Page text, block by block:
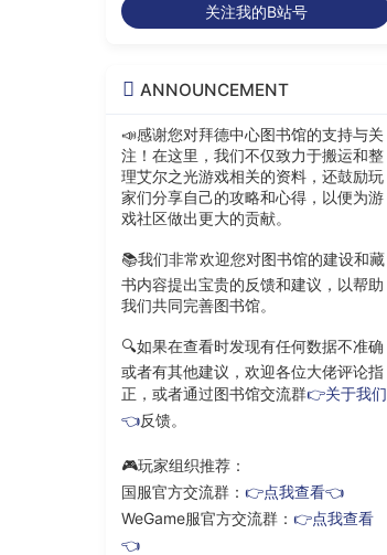
关注我的B站号
ANNOUNCEMENT
📣感谢您对拜德中心图书馆的支持与关
注！在这里，我们不仅致力于搬运和整
理艾尔之光游戏相关的资料，还鼓励玩
家们分享自己的攻略和心得，以便为游
戏社区做出更大的贡献。
📚我们非常欢迎您对图书馆的建设和藏
书内容提出宝贵的反馈和建议，以帮助
我们共同完善图书馆。
🔍如果在查看时发现有任何数据不准确
或者有其他建议，欢迎各位大佬评论指
正，或者通过图书馆交流群👉关于我们
👈反馈。
🎮玩家组织推荐：
国服官方交流群： 👉点我查看👈
WeGame服官方交流群： 👉点我查看
👈